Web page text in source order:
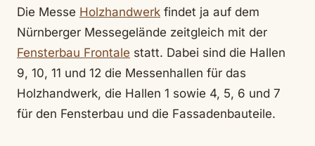
Die Messe Holzhandwerk findet ja auf dem
Nürnberger Messegelände zeitgleich mit der
Fensterbau Frontale statt. Dabei sind die Hallen
9, 10, 11 und 12 die Messenhallen für das
Holzhandwerk, die Hallen 1 sowie 4, 5, 6 und 7
für den Fensterbau und die Fassadenbauteile.